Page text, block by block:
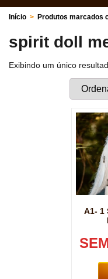
Início > Produtos marcados
spirit doll
Exibindo um único
A1- 1